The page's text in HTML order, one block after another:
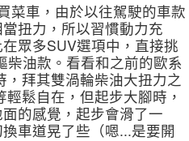
菜車，由於以往駕駛的車款
扭力，所以習慣動力充
眾多SUV選項中，直接挑
柴油款。看看和之前的歐系
拜其雙渦輪柴油大扭力之
鬆自在，但起步大腳時，
的感覺，起步會滑了一
車道晃了些（嗯...是要開